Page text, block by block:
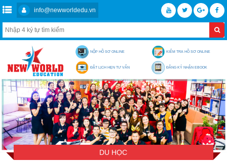
info@newworldedu.vn
NỘP HỒ SƠ ONLINE KIỂM TRA HỒ SƠ ONLINE
ĐẶT LỊCH HẸN TƯ VẤN ĐĂNG KÝ NHẬN EBOOK
DU HỌC